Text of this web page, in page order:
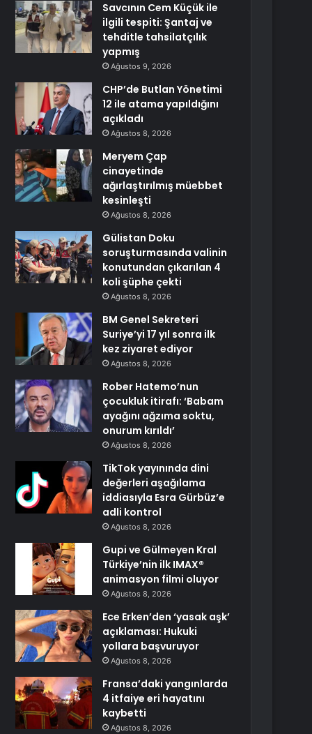
Savcının Cem Küçük ile
ilgili tespiti: Şantaj ve
tehditle tahsilatçılık
yapmış
Ağustos 9, 2026
CHP’de Butlan Yönetimi
12 ile atama yapıldığını
açıkladı
Ağustos 8, 2026
Meryem Çap
cinayetinde
ağırlaştırılmış müebbet
kesinleşti
Ağustos 8, 2026
Gülistan Doku
soruşturmasında valinin
konutundan çıkarılan 4
koli şüphe çekti
Ağustos 8, 2026
BM Genel Sekreteri
Suriye’yi 17 yıl sonra ilk
kez ziyaret ediyor
Ağustos 8, 2026
Rober Hatemo’nun
çocukluk itirafı: ‘Babam
ayağını ağzıma soktu,
onurum kırıldı’
Ağustos 8, 2026
TikTok yayınında dini
değerleri aşağılama
iddiasıyla Esra Gürbüz’e
adli kontrol
Ağustos 8, 2026
Gupi ve Gülmeyen Kral
Türkiye’nin ilk IMAX®
animasyon filmi oluyor
Ağustos 8, 2026
Ece Erken’den ‘yasak aşk’
açıklaması: Hukuki
yollara başvuruyor
Ağustos 8, 2026
Fransa’daki yangınlarda
4 itfaiye eri hayatını
kaybetti
Ağustos 8, 2026